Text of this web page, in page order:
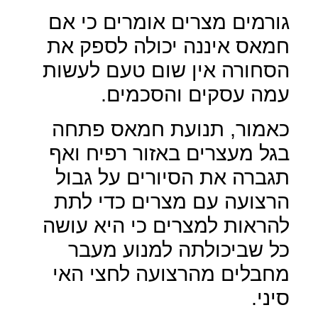
גורמים מצרים אומרים כי אם
חמאס איננה יכולה לספק את
הסחורה אין שום טעם לעשות
עמה עסקים והסכמים.
כאמור, תנועת חמאס פתחה
בגל מעצרים באזור רפיח ואף
תגברה את הסיורים על גבול
הרצועה עם מצרים כדי לתת
להראות למצרים כי היא עושה
כל שביכולתה למנוע מעבר
מחבלים מהרצועה לחצי האי
סיני.